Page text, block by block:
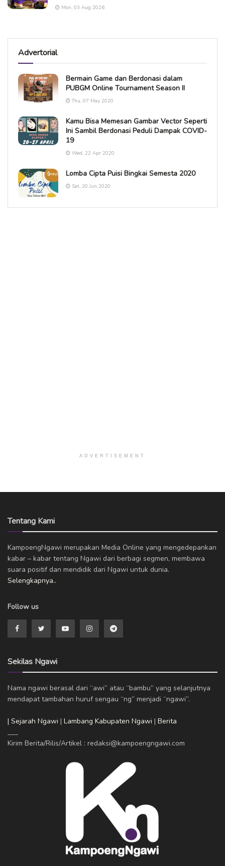
Mon, 03 Aug 2026
Advertorial
Bermain Game dan Berdonasi dalam
PUBGM Online Tournament Season II
Thu, 07 May 2020
Kamu Bisa Memesan Gambar Vector Seperti
Ini Sambil Berdonasi Peduli Dampak COVID-
19
Wed, 22 Apr 2020
Lomba Cipta Puisi Bingkai Semesta 2020
Sat, 20 Jun 2020
ADVERTISEMENT
Tentang Kami
KampoengNgawi merupakan Media Online yang mengedepankan
kabar – kabar tentang Ngawi dari berbagi segmen, membawa
suara positif dan mendidik dari Ngawi untuk dunia.
Selengkapnya..
Follow us
Sekilas Ngawi
Nama ngawi berasal dari “awi” atau “bambu” yang selanjutnya
mendapat tambahan huruf sengau “ng” menjadi “ngawi”.
| Sejarah Ngawi | Lambang Kabupaten Ngawi | Berita
___
Kirim Berita/Rilis/Artikel : redaksi@kampoengngawi.com